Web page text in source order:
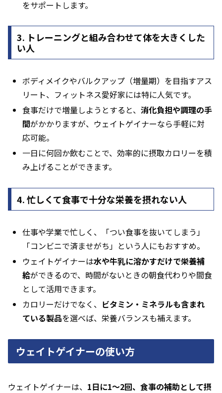
をサポートします。
3. トレーニングと組み合わせて体を大きくした
い人
ボディメイクやバルクアップ（増量期）を目指すアス
リート、フィットネス愛好家には特に人気です。
食事だけで増量しようとすると、消化負担や調理の手
間がかかりますが、ウェイトゲイナーなら手軽に対
応可能。
一日に何回か飲むことで、効率的に摂取カロリーを積
み上げることができます。
4. 忙しくて食事で十分な栄養を摂れない人
仕事や学業で忙しく、「つい食事を抜いてしまう」
「コンビニで済ませがち」という人にもおすすめ。
ウェイトゲイナーは水や牛乳に溶かすだけで栄養補
給ができるので、時間がないときの朝食代わりや間食
として活用できます。
カロリーだけでなく、 ビタミン・ミネラルも含まれ
ている製品を選べば、栄養バランスも補えます。
ウェイトゲイナーの使い方
ウェイトゲイナーは、 1日に1～2回、食事の補助として摂